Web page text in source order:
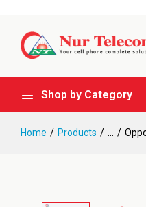
Shop by Category
Home Products